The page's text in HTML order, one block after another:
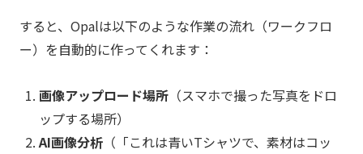
すると、Opalは以下のような作業の流れ（ワークフロ
ー）を自動的に作ってくれます：
画像アップロード場所（スマホで撮った写真をドロ
ップする場所）
AI画像分析（「これは青いTシャツで、素材はコッ